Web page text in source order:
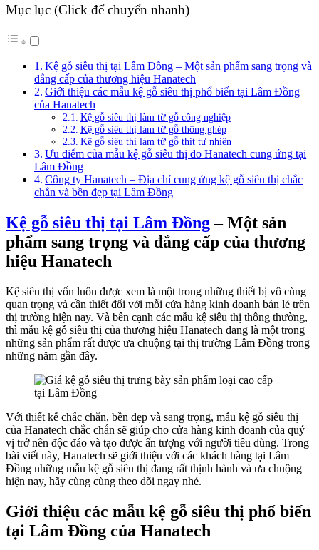
Mục lục (Click để chuyển nhanh)
Kệ gỗ siêu thị tại Lâm Đồng – Một sản phẩm sang trọng và
đẳng cấp của thương hiệu Hanatech
Giới thiệu các mẫu kệ gỗ siêu thị phổ biến tại Lâm Đồng
của Hanatech
Kệ gỗ siêu thị làm từ gỗ công nghiệp
Kệ gỗ siêu thị làm từ gỗ thông ghép
Kệ gỗ siêu thị làm từ gỗ thịt tự nhiên
Ưu điểm của mẫu kệ gỗ siêu thị do Hanatech cung ứng tại
Lâm Đồng
Công ty Hanatech – Địa chỉ cung ứng kệ gỗ siêu thị chắc
chắn và bền đẹp tại Lâm Đồng
Kệ gỗ siêu thị tại Lâm Đồng– Một sản
phẩm sang trọng và đẳng cấp của thương
hiệu Hanatech
Kệ siêu thị vốn luôn được xem là một trong những thiết bị vô cùng
quan trọng và cần thiết đối với mỗi cửa hàng kinh doanh bán lẻ trên
thị trường hiện nay. Và bên cạnh các mẫu kệ siêu thị thông thường,
thì mẫu kệ gỗ siêu thị của thương hiệu Hanatech đang là một trong
những sản phẩm rất được ưa chuộng tại thị trường Lâm Đồng trong
những năm gần đây.
Với thiết kế chắc chắn, bền đẹp và sang trọng, mẫu kệ gỗ siêu thị
của Hanatech chắc chắn sẽ giúp cho cửa hàng kinh doanh của quý
vị trở nên độc đáo và tạo được ấn tượng với người tiêu dùng. Trong
bài viết này, Hanatech sẽ giới thiệu với các khách hàng tại Lâm
Đồng những mẫu kệ gỗ siêu thị đang rất thịnh hành và ưa chuộng
hiện nay, hãy cùng cùng theo dõi ngay nhé.
Giới thiệu các mẫu kệ gỗ siêu thị phổ biến
tại Lâm Đồng của Hanatech